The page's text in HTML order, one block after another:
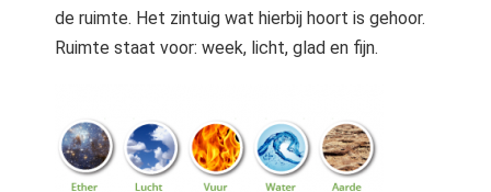
de ruimte. Het zintuig wat hierbij hoort is gehoor.
Ruimte staat voor: week, licht, glad en fijn.